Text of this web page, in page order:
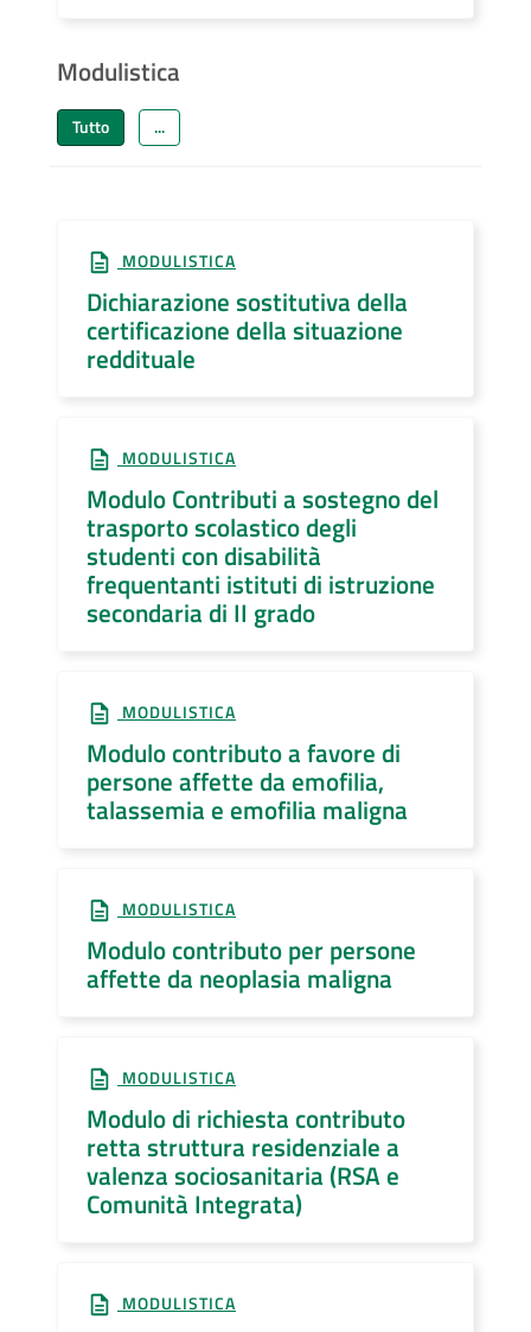
Modulistica
Tutto ...
MODULISTICA
Dichiarazione sostitutiva della
certificazione della situazione
reddituale
MODULISTICA
Modulo Contributi a sostegno del
trasporto scolastico degli
studenti con disabilità
frequentanti istituti di istruzione
secondaria di II grado
MODULISTICA
Modulo contributo a favore di
persone affette da emofilia,
talassemia e emofilia maligna
MODULISTICA
Modulo contributo per persone
affette da neoplasia maligna
MODULISTICA
Modulo di richiesta contributo
retta struttura residenziale a
valenza sociosanitaria (RSA e
Comunità Integrata)
MODULISTICA